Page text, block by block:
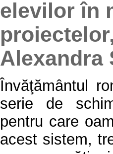
elevilor în
Alexandra
Învăţământul
serie de
pentru care
acest sistem,